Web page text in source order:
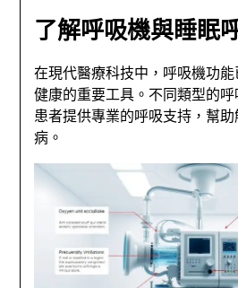
了解呼吸機與睡眠
在現代醫療科技中，呼吸機功
健康的重要工具。不同類型的
患者提供專業的呼吸支持，幫
病。